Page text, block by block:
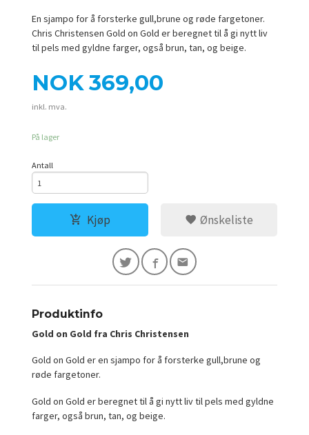
En sjampo for å forsterke gull,brune og røde fargetoner.
Chris Christensen Gold on Gold er beregnet til å gi nytt liv
til pels med gyldne farger, også brun, tan, og beige.
Pris
NOK369,00
inkl. mva.
På lager
Antall
Kjøp Ønskeliste
Produktinfo
Gold on Gold fra Chris Christensen
Gold on Gold er en sjampo for å forsterke gull,brune og
røde fargetoner.
Gold on Gold er beregnet til å gi nytt liv til pels med gyldne
farger, også brun, tan, og beige.